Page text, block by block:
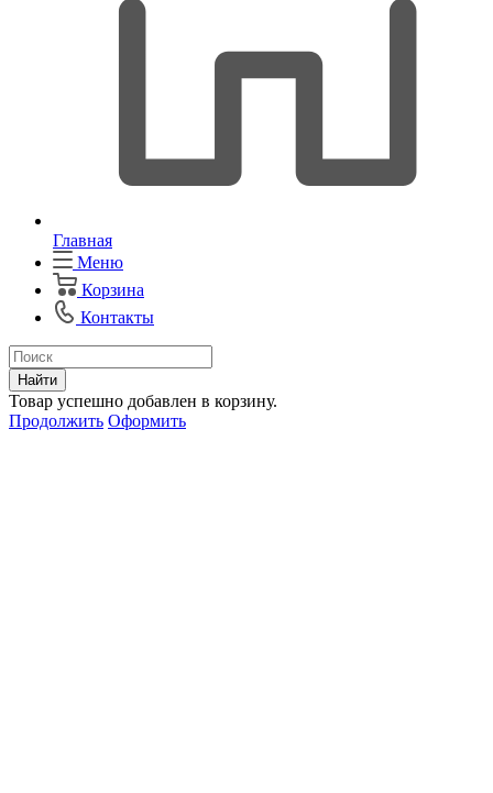
Главная
Меню
Корзина
Контакты
Найти
Товар успешно добавлен в корзину.
Продолжить Оформить